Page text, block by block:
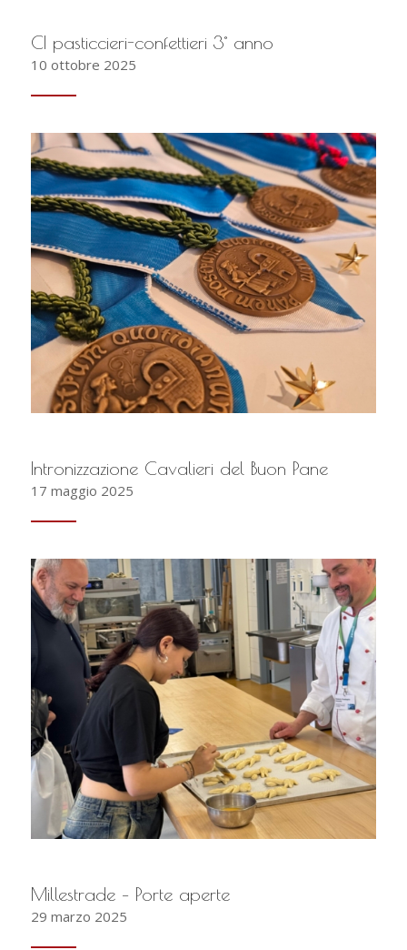
CI pasticcieri-confettieri 3° anno
10 ottobre 2025
Intronizzazione Cavalieri del Buon Pane
17 maggio 2025
Millestrade – Porte aperte
29 marzo 2025